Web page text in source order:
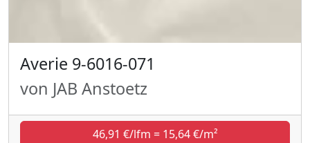
Averie 9-6016-071
von JAB Anstoetz
46,91 €/lfm = 15,64 €/m²